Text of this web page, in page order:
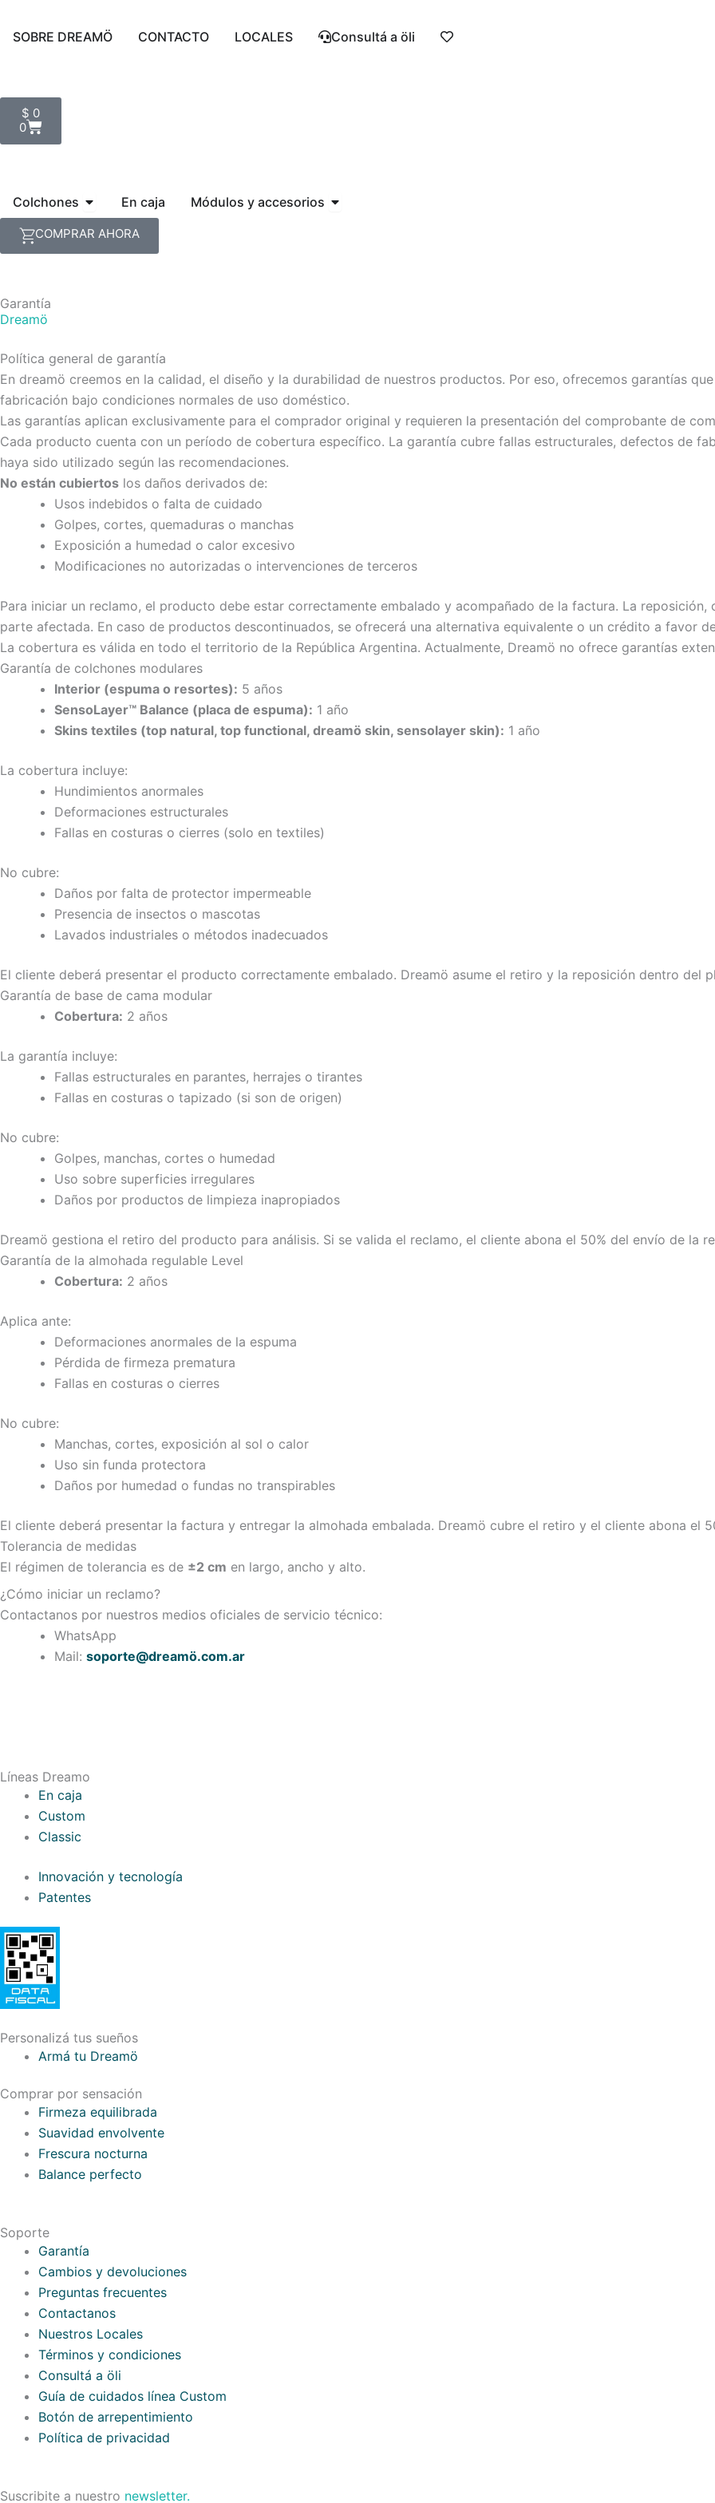
SOBRE DREAMÖ CONTACTO LOCALES Consultá a öli
$ 0
0
Cart
Colchones Open Colchones
En caja Módulos y accesorios Open Módulos y accesorios
COMPRAR AHORA
Garantía
Dreamö
Política general de garantía
En dreamö creemos en la calidad, el diseño y la durabilidad de nuestros productos. Por eso, ofrecemos garantías
fabricación bajo condiciones normales de uso doméstico.
Las garantías aplican exclusivamente para el comprador original y requieren la presentación del comprobante de
Cada producto cuenta con un período de cobertura específico. La garantía cubre fallas estructurales, defectos de
haya sido utilizado según las recomendaciones.
No están cubiertos los daños derivados de:
Usos indebidos o falta de cuidado
Golpes, cortes, quemaduras o manchas
Exposición a humedad o calor excesivo
Modificaciones no autorizadas o intervenciones de terceros
Para iniciar un reclamo, el producto debe estar correctamente embalado y acompañado de la factura. La
parte afectada. En caso de productos descontinuados, se ofrecerá una alternativa equivalente o un crédito a favor
La cobertura es válida en todo el territorio de la República Argentina. Actualmente, Dreamö no ofrece garantías
Garantía de colchones modulares
Interior (espuma o resortes): 5 años
SensoLayer™ Balance (placa de espuma): 1 año
Skins textiles (top natural, top functional, dreamö skin, sensolayer skin): 1 año
La cobertura incluye:
Hundimientos anormales
Deformaciones estructurales
Fallas en costuras o cierres (solo en textiles)
No cubre:
Daños por falta de protector impermeable
Presencia de insectos o mascotas
Lavados industriales o métodos inadecuados
El cliente deberá presentar el producto correctamente embalado. Dreamö asume el retiro y la reposición dentro del
Garantía de base de cama modular
Cobertura: 2 años
La garantía incluye:
Fallas estructurales en parantes, herrajes o tirantes
Fallas en costuras o tapizado (si son de origen)
No cubre:
Golpes, manchas, cortes o humedad
Uso sobre superficies irregulares
Daños por productos de limpieza inapropiados
Dreamö gestiona el retiro del producto para análisis. Si se valida el reclamo, el cliente abona el 50% del envío de la
Garantía de la almohada regulable Level
Cobertura: 2 años
Aplica ante:
Deformaciones anormales de la espuma
Pérdida de firmeza prematura
Fallas en costuras o cierres
No cubre:
Manchas, cortes, exposición al sol o calor
Uso sin funda protectora
Daños por humedad o fundas no transpirables
El cliente deberá presentar la factura y entregar la almohada embalada. Dreamö cubre el retiro y el cliente abona el
Tolerancia de medidas
El régimen de tolerancia es de ±2 cm en largo, ancho y alto.
¿Cómo iniciar un reclamo?
Contactanos por nuestros medios oficiales de servicio técnico:
WhatsApp
Mail: soporte@dreamö.com.ar
Líneas Dreamo
En caja
Custom
Classic
Innovación y tecnología
Patentes
Personalizá tus sueños
Armá tu Dreamö
Comprar por sensación
Firmeza equilibrada
Suavidad envolvente
Frescura nocturna
Balance perfecto
Soporte
Garantía
Cambios y devoluciones
Preguntas frecuentes
Contactanos
Nuestros Locales
Términos y condiciones
Consultá a öli
Guía de cuidados línea Custom
Botón de arrepentimiento
Política de privacidad
Suscribite a nuestro newsletter.